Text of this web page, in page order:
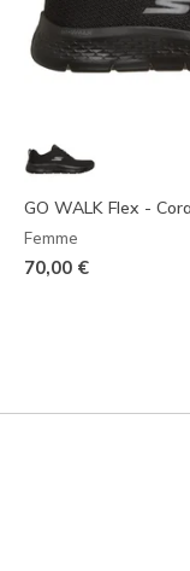
GO WALK Flex - Cora
Femme
70,00 €